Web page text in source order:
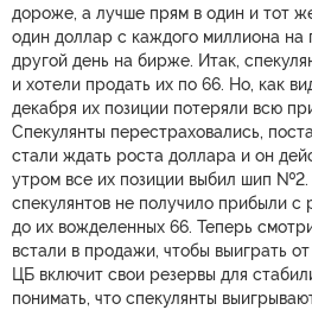
дороже, а лучше прям в один и тот
один доллар с каждого миллиона на
другой день на бирже. Итак,
и хотели продать их по 66. Но, как
декабря их позиции потеряли всю
Спекулянты перестраховались,
стали ждать роста доллара и он
утром все их позиции выбил шип №2.
спекулянтов не получило прибыли
до их вожделенных 66. Теперь
встали в продажи, чтобы выиграть
ЦБ включит свои резервы для
понимать, что спекулянты